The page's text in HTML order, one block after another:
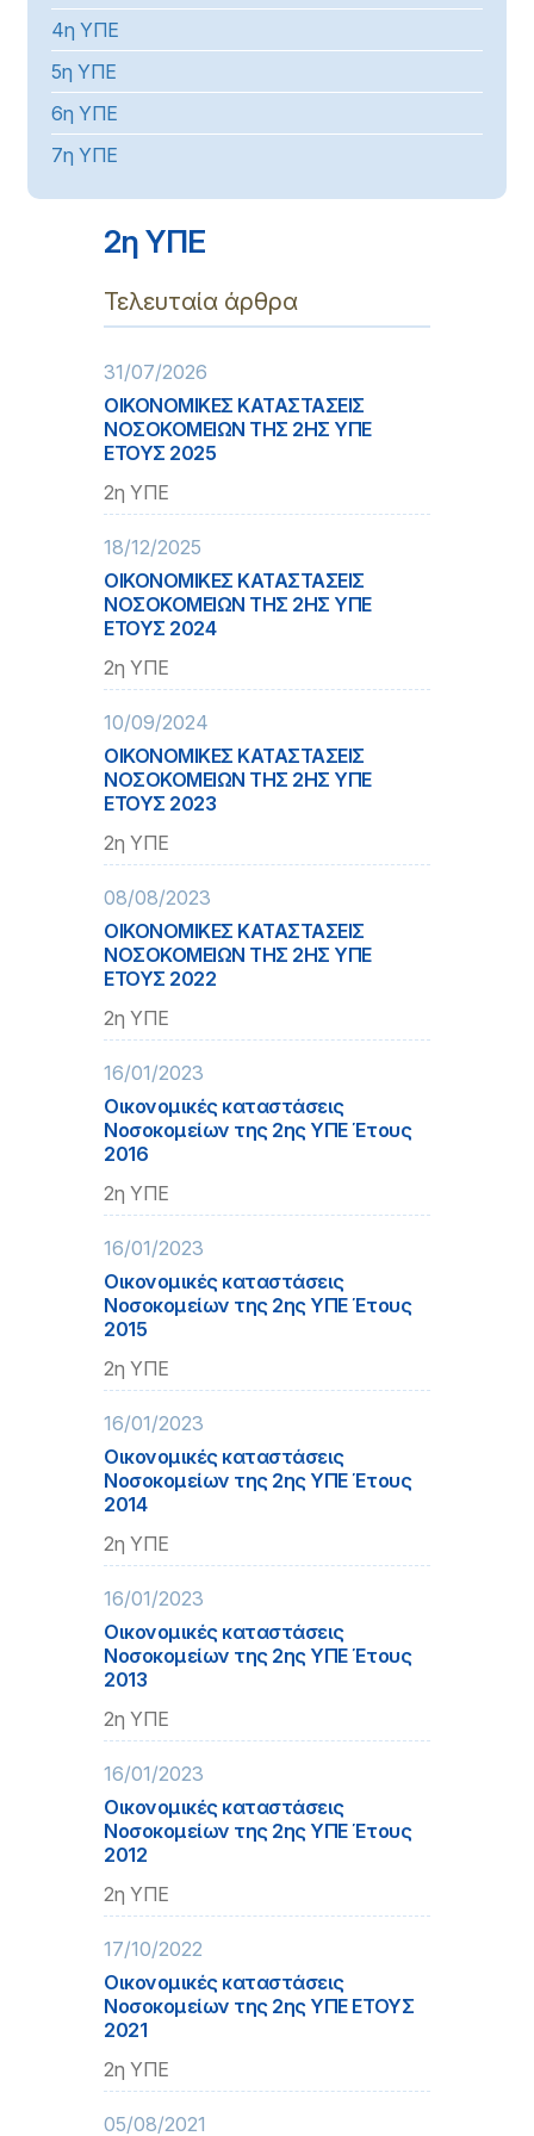
4η ΥΠΕ
5η ΥΠΕ
6η ΥΠΕ
7η ΥΠΕ
2η ΥΠΕ
Τελευταία άρθρα
31/07/2026
ΟΙΚΟΝΟΜΙΚΕΣ ΚΑΤΑΣΤΑΣΕΙΣ
ΝΟΣΟΚΟΜΕΙΩΝ ΤΗΣ 2ΗΣ ΥΠΕ
ΕΤΟΥΣ 2025
2η ΥΠΕ
18/12/2025
ΟΙΚΟΝΟΜΙΚΕΣ ΚΑΤΑΣΤΑΣΕΙΣ
ΝΟΣΟΚΟΜΕΙΩΝ ΤΗΣ 2ΗΣ ΥΠΕ
ΕΤΟΥΣ 2024
2η ΥΠΕ
10/09/2024
ΟΙΚΟΝΟΜΙΚΕΣ ΚΑΤΑΣΤΑΣΕΙΣ
ΝΟΣΟΚΟΜΕΙΩΝ ΤΗΣ 2ΗΣ ΥΠΕ
ΕΤΟΥΣ 2023
2η ΥΠΕ
08/08/2023
ΟΙΚΟΝΟΜΙΚΕΣ ΚΑΤΑΣΤΑΣΕΙΣ
ΝΟΣΟΚΟΜΕΙΩΝ ΤΗΣ 2ΗΣ ΥΠΕ
ΕΤΟΥΣ 2022
2η ΥΠΕ
16/01/2023
Οικονομικές καταστάσεις
Νοσοκομείων της 2ης ΥΠΕ Έτους
2016
2η ΥΠΕ
16/01/2023
Οικονομικές καταστάσεις
Νοσοκομείων της 2ης ΥΠΕ Έτους
2015
2η ΥΠΕ
16/01/2023
Οικονομικές καταστάσεις
Νοσοκομείων της 2ης ΥΠΕ Έτους
2014
2η ΥΠΕ
16/01/2023
Οικονομικές καταστάσεις
Νοσοκομείων της 2ης ΥΠΕ Έτους
2013
2η ΥΠΕ
16/01/2023
Οικονομικές καταστάσεις
Νοσοκομείων της 2ης ΥΠΕ Έτους
2012
2η ΥΠΕ
17/10/2022
Οικονομικές καταστάσεις
Νοσοκομείων της 2ης ΥΠΕ ΕΤΟΥΣ
2021
2η ΥΠΕ
05/08/2021